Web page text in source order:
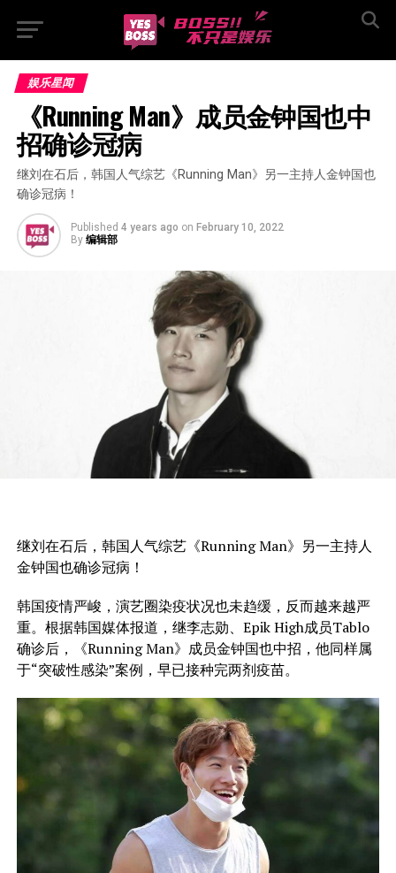
娱乐星闻
《Running Man》成员金钟国也中
招确诊冠病
继刘在石后，韩国人气综艺《Running Man》另一主持人金钟国也
确诊冠病！
Published 4 years ago on February 10, 2022
By 编辑部
继刘在石后，韩国人气综艺《Running Man》另一主持人
金钟国也确诊冠病！
韩国疫情严峻，演艺圈染疫状况也未趋缓，反而越来越严
重。根据韩国媒体报道，继李志勋、Epik High成员Tablo
确诊后，《Running Man》成员金钟国也中招，他同样属
于“突破性感染”案例，早已接种完两剂疫苗。